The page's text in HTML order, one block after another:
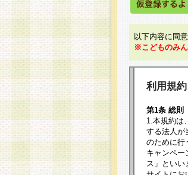
以下内容に同
※こどものみ
利用規約
第1条 総則
1.本規約は
する法人が
のために行
キャンペー
ス」といい